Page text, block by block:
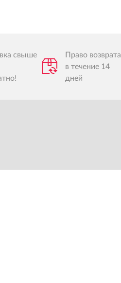
свыше
Право возврата
в течение 14
дней